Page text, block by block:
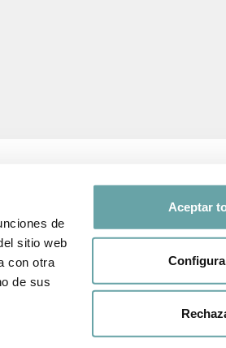
de
sitio web
con otra
de sus
Aceptar
SEGUEIX-NOS A
experiència amb nosaltres a